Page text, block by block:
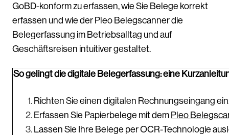
GoBD-konform zu erfassen, wie Sie Belege korrekt
erfassen und wie der Pleo Belegscanner die
Belegerfassung im Betriebsalltag und auf
Geschäftsreisen intuitiver gestaltet.
So gelingt die digitale Belegerfassung: eine
Richten Sie einen digitalen Rechnungseingang
Erfassen Sie Papierbelege mit dem Pleo
Lassen Sie Ihre Belege per OCR-Technologie